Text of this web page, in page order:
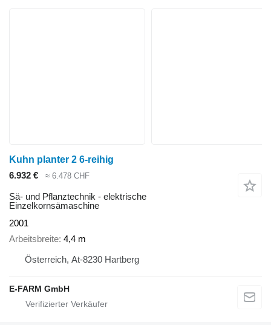
Kuhn planter 2 6-reihig
6.932 €
≈ 6.478 CHF
Sä- und Pflanztechnik - elektrische
Einzelkornsämaschine
2001
Arbeitsbreite 4,4 m
Österreich, At-8230 Hartberg
E-FARM GmbH